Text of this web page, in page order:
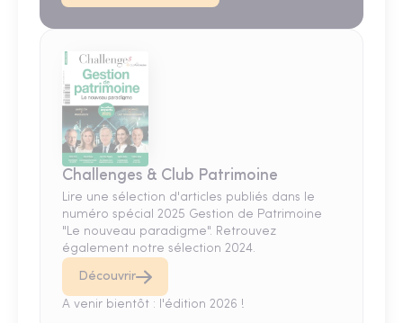
Challenges & Club Patrimoine
Lire une sélection d'articles publiés dans le
numéro spécial 2025 Gestion de Patrimoine
"Le nouveau paradigme". Retrouvez
également notre sélection 2024.
Découvrir
A venir bientôt : l'édition 2026 !